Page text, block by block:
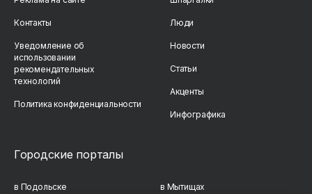
Контакты
Уведомление об
использовании
рекомендательных
технологий
Политика конфиденциальности
Люди
Новости
Статьи
Акценты
Инфографика
Городские порталы
в Подольске в Мытищах